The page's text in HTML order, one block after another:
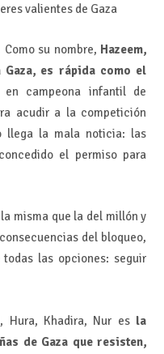
su nombre, Hazeem,
es rápida como el
en campeona infantil de
acudir a la competición
llega la mala noticia: las
el permiso para
misma que la del millón y
del bloqueo,
las opciones: seguir
Khadira, Nur es la
de Gaza que resisten,